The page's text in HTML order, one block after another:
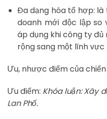
Đa dạng hóa tổ hợp:
doanh mới độc lập so
áp dụng khi công ty
rộng sang một lĩnh vực
Ưu, nhược điểm của
Ưu điểm: Khóa luận: Xây
Lan Phố.